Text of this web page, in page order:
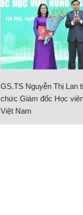
GS.TS Nguyễn Thị Lan
chức Giám đốc Học
Việt Nam